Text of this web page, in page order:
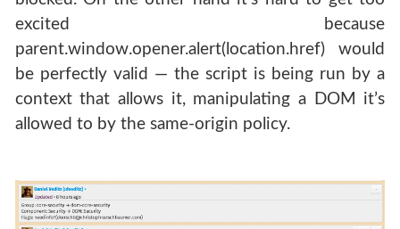
excited because
parent.window.opener.alert(location.href) would
be perfectly valid — the script is being run by a
context that allows it, manipulating a DOM it’s
allowed to by the same-origin policy.